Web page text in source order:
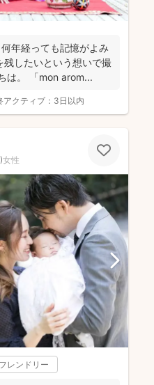
年経っても記憶がよみ
したいという想いで撮
は。 「mon arom...
アクティブ： 3日以内
)女性
レンドリー